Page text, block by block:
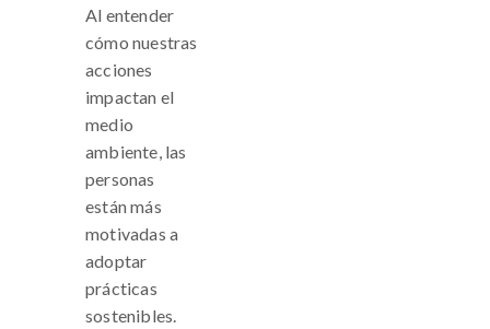
Al entender
cómo nuestras
acciones
impactan el
medio
ambiente, las
personas
están más
motivadas a
adoptar
prácticas
sostenibles.